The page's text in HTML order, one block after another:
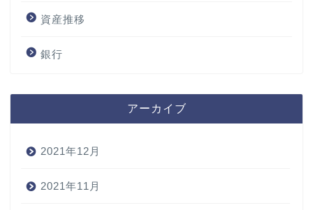
資産推移
銀行
アーカイブ
2021年12月
2021年11月